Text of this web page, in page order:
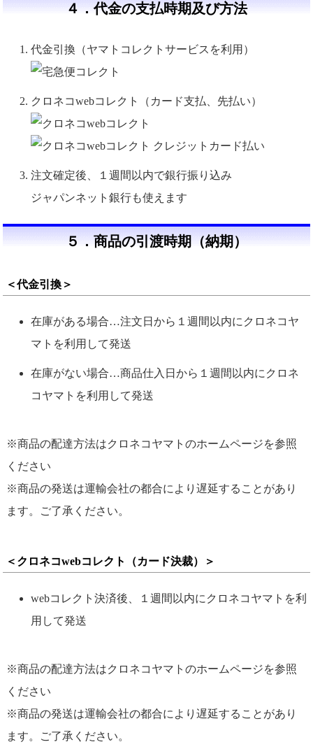
４．代金の支払時期及び方法
代金引換（ヤマトコレクトサービスを利用）
クロネコwebコレクト（カード支払、先払い）
注文確定後、１週間以内で銀行振り込み
ジャパンネット銀行も使えます
５．商品の引渡時期（納期）
＜代金引換＞
在庫がある場合…注文日から１週間以内にクロネコヤ
マトを利用して発送
在庫がない場合…商品仕入日から１週間以内にクロネ
コヤマトを利用して発送
※商品の配達方法はクロネコヤマトのホームページを参照
ください
※商品の発送は運輸会社の都合により遅延することがあり
ます。ご了承ください。
＜クロネコwebコレクト（カード決裁）＞
webコレクト決済後、１週間以内にクロネコヤマトを利
用して発送
※商品の配達方法はクロネコヤマトのホームページを参照
ください
※商品の発送は運輸会社の都合により遅延することがあり
ます。ご了承ください。